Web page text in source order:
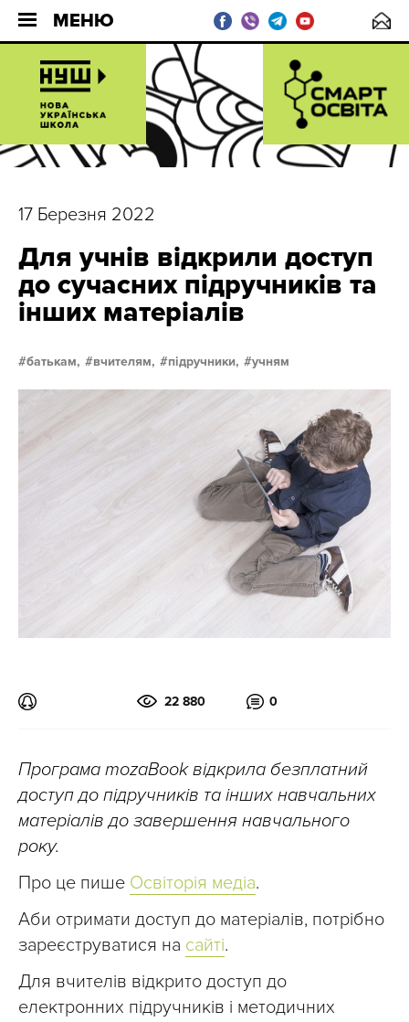
МЕНЮ
17 Березня 2022
Для учнів відкрили доступ
до сучасних підручників та
інших матеріалів
батькам, вчителям, підручники, учням
22 880 0
Програма mozaBook відкрила безплатний
доступ до підручників та інших навчальних
матеріалів до завершення навчального
року.
Про це пише Освіторія медіа.
Аби отримати доступ до матеріалів, потрібно
зареєструватися на сайті.
Для вчителів відкрито доступ до
електронних підручників і методичних